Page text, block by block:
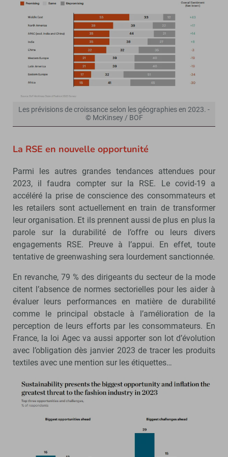
Les prévisions de croissance selon les géographies en 2023. -
© McKinsey / BOF
La RSE en nouvelle opportunité
Parmi les autres grandes tendances attendues pour
2023, il faudra compter sur la RSE. Le covid-19 a
accéléré la prise de conscience des consommateurs et
les retailers sont actuellement en train de transformer
leur organisation. Et ils prennent aussi de plus en plus la
parole sur la durabilité de l’offre ou leurs divers
engagements RSE. Preuve à l’appui. En effet, toute
tentative de greenwashing sera lourdement sanctionnée.
En revanche, 79 % des dirigeants du secteur de la mode
citent l’absence de normes sectorielles pour les aider à
évaluer leurs performances en matière de durabilité
comme le principal obstacle à l’amélioration de la
perception de leurs efforts par les consommateurs. En
France, la loi Agec va aussi apporter son lot d’évolution
avec l’obligation dès janvier 2023 de tracer les produits
textiles avec une mention sur les étiquettes…